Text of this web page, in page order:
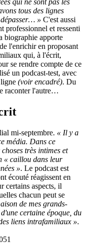
tous des lignes
» C'est aussi
professionnel et ressenti
biographie apporte
l'enrichir en proposant
qui, à l'écrit,
se rendre compte de ce
un podcast-test, avec
(voir encadré). Du
raconter l'autre…
mi-septembre. « Il y a
média. Dans ce
très intimes et
« caillou dans leur
». Le podcast est
écouté réagissent en
certains aspects, il
chacun peut se
de mes grands-
certaine époque, du
liens intrafamiliaux ».